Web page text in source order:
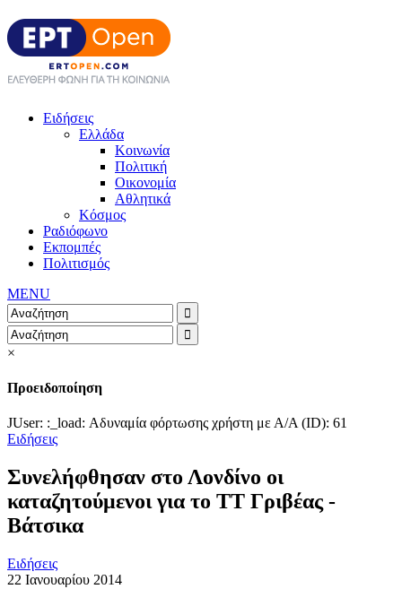
Ειδήσεις
Ελλάδα
Κοινωνία
Πολιτική
Οικονομία
Αθλητικά
Κόσμος
Ραδιόφωνο
Εκπομπές
Πολιτισμός
MENU
×
Προειδοποίηση
JUser: :_load: Αδυναμία φόρτωσης χρήστη με Α/Α (ID): 61
Ειδήσεις
Συνελήφθησαν στο Λονδίνο οι
καταζητούμενοι για το ΤΤ Γριβέας -
Βάτσικα
Ειδήσεις
22 Ιανουαρίου 2014